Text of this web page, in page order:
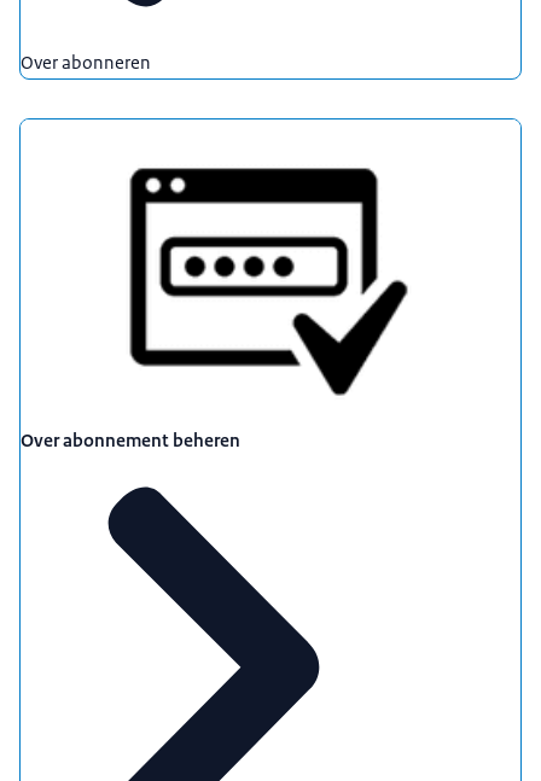
Over abonneren
Over abonnement beheren